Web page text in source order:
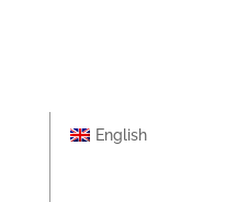
English